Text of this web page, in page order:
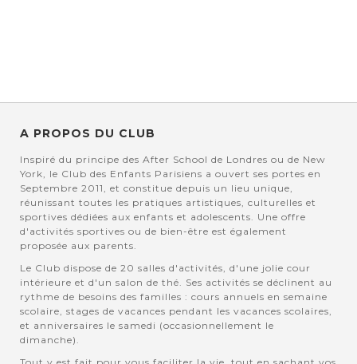
A PROPOS DU CLUB
Inspiré du principe des After School de Londres ou de New
York, le Club des Enfants Parisiens a ouvert ses portes en
Septembre 2011, et constitue depuis un lieu unique,
réunissant toutes les pratiques artistiques, culturelles et
sportives dédiées aux enfants et adolescents. Une offre
d'activités sportives ou de bien-être est également
proposée aux parents.
Le Club dispose de 20 salles d'activités, d'une jolie cour
intérieure et d'un salon de thé. Ses activités se déclinent au
rythme de besoins des familles : cours annuels en semaine
scolaire, stages de vacances pendant les vacances scolaires,
et anniversaires le samedi (occasionnellement le
dimanche).